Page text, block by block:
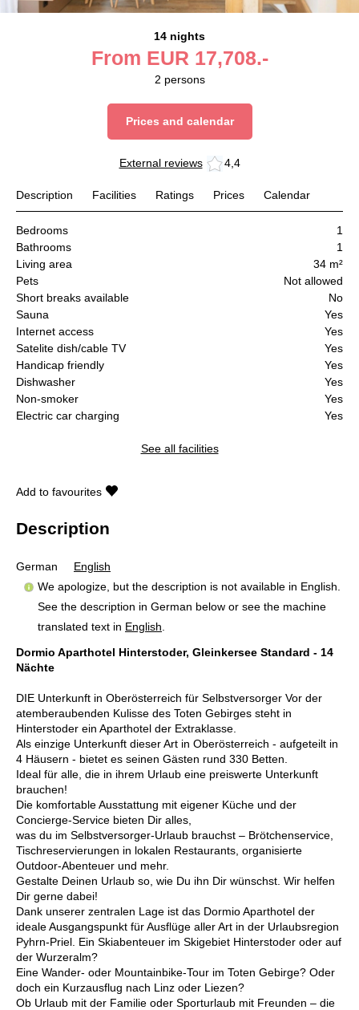
14 nights
From EUR 17,708.-
2 persons
Prices and calendar
External reviews 4,4
Description Facilities Ratings Prices Calendar
Bedrooms
1
Bathrooms
1
Living area
34 m²
Pets
Not allowed
Short breaks available
No
Sauna
Yes
Internet access
Yes
Satelite dish/cable TV
Yes
Handicap friendly
Yes
Dishwasher
Yes
Non-smoker
Yes
Electric car charging
Yes
See all facilities
Add to favourites
Description
German
English
We apologize, but the description is not available in English.
See the description in German below or see the machine
translated text in English
Dormio Aparthotel Hinterstoder, Gleinkersee Standard - 14
Nächte
DIE Unterkunft in Oberösterreich für Selbstversorger Vor der
atemberaubenden Kulisse des Toten Gebirges steht in
Hinterstoder ein Aparthotel der Extraklasse.
Als einzige Unterkunft dieser Art in Oberösterreich - aufgeteilt in
4 Häusern - bietet es seinen Gästen rund 330 Betten.
Ideal für alle, die in ihrem Urlaub eine preiswerte Unterkunft
brauchen!
Die komfortable Ausstattung mit eigener Küche und der
Concierge-Service bieten Dir alles,
was du im Selbstversorger-Urlaub brauchst – Brötchenservice,
Tischreservierungen in lokalen Restaurants, organisierte
Outdoor-Abenteuer und mehr.
Gestalte Deinen Urlaub so, wie Du ihn Dir wünschst. Wir helfen
Dir gerne dabei!
Dank unserer zentralen Lage ist das Dormio Aparthotel der
ideale Ausgangspunkt für Ausflüge aller Art in der Urlaubsregion
Pyhrn-Priel. Ein Skiabenteuer im Skigebiet Hinterstoder oder auf
der Wurzeralm?
Eine Wander- oder Mountainbike-Tour im Toten Gebirge? Oder
doch ein Kurzausflug nach Linz oder Liezen?
Ob Urlaub mit der Familie oder Sporturlaub mit Freunden – die